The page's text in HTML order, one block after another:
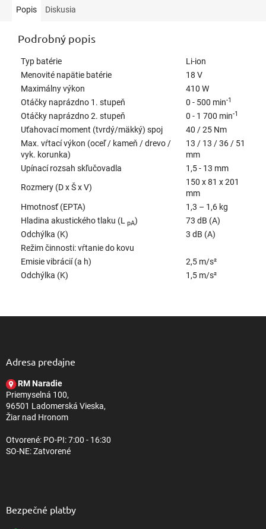
Popis Diskusia
Podrobný popis
Typ batérie
Li-ion
Menovité napätie batérie
18 V
Maximálny výkon
410 W
Otáčky naprázdno 1. stupeň
0 - 500 min-1
Otáčky naprázdno 2. stupeň 0 - 1 700 min-1
Uťahovací moment (tvrdý/mäkký) spoj
40 / 25 Nm
Max. vŕtací výkon (oceľ / kameň / drevo /
vyk. korunka)
13 / 13 / 36 / 51
mm
Upínací rozsah skľučovadla
1,5 - 13 mm
Rozmery (D x Š x V)
150 x 81 x 201
mm
Hmotnosť (EPTA)
1,3 – 1,6 kg
Hladina akustického tlaku (L
pA)
73 dB (A)
Odchýlka (K)
3 dB (A)
Režim činnosti: vŕtanie do kovu
Emisie vibrácií (a h)
2,5 m/s²
Odchýlka (K)
1,5 m/s²
Adresa predajne
RM Naradie
Priemyselná 100,
96501 Ladomerská Vieska,
Žiar nad Hronom
Otvorené: PO-PI: 7:00 - 16:30
SO-NE: Zatvorené
Bezpečné platby